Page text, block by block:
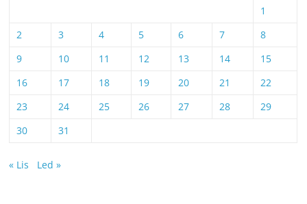
1
2
3 4 5 6 7
8
9
10 11 12 13 14
15
16
17 18 19 20 21
22
23
24 25 26 27 28
29
30
31
« Lis Led »